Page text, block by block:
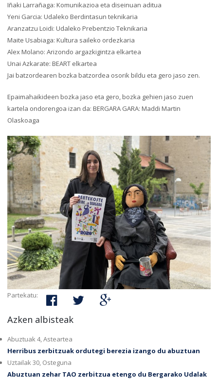
Iñaki Larrañaga: Komunikazioa eta diseinuan aditua
Yeni Garcia: Udaleko Berdintasun teknikaria
Aranzatzu Loidi: Udaleko Prebentzio Teknikaria
Maite Usabiaga: Kultura saileko ordezkaria
Alex Molano: Arizondo argazkigintza elkartea
Unai Azkarate: BEART elkartea
Jai batzordearen bozka batzordea osorik bildu eta gero jaso zen.
Epaimahaikideen bozka jaso eta gero, bozka gehien jaso zuen
kartela ondorengoa izan da: BERGARA GARA: Maddi Martin
Olaskoaga
Partekatu:
Azken albisteak
Abuztuak 4, Asteartea
Herribus zerbitzuak ordutegi berezia izango du abuztuan
Uztailak 30, Osteguna
Abuztuan zehar TAO zerbitzua etengo du Bergarako Udalak